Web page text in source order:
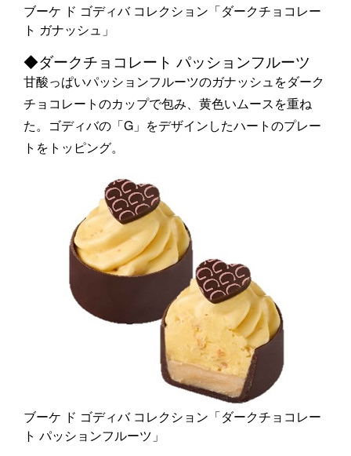
ブーケ ド ゴディバ コレクション「ダークチョコレー
ト ガナッシュ」
◆ダークチョコレート パッションフルーツ
甘酸っぱいパッションフルーツのガナッシュをダーク
チョコレートのカップで包み、黄色いムースを重ね
た。ゴディバの「G」をデザインしたハートのプレー
トをトッピング。
ブーケ ド ゴディバ コレクション「ダークチョコレー
ト パッションフルーツ」